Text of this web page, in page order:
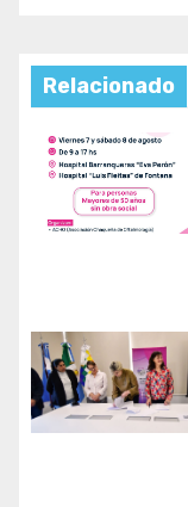
Relacionado